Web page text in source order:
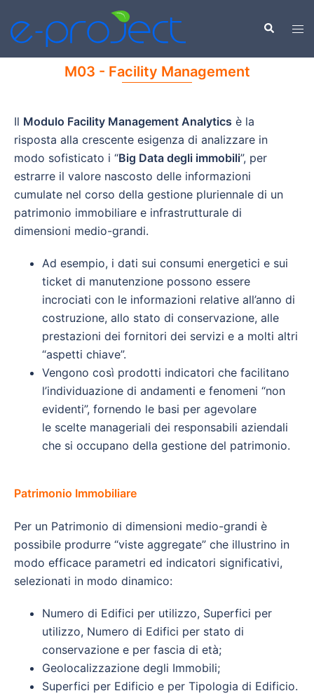
M03 - Facility Management
Il Modulo Facility Management Analytics è la
risposta alla crescente esigenza di analizzare in
modo sofisticato i “Big Data degli immobili”, per
estrarre il valore nascosto delle informazioni
cumulate nel corso della gestione pluriennale di un
patrimonio immobiliare e infrastrutturale di
dimensioni medio-grandi.
Ad esempio, i dati sui consumi energetici e sui
ticket di manutenzione possono essere
incrociati con le informazioni relative all’anno di
costruzione, allo stato di conservazione, alle
prestazioni dei fornitori dei servizi e a molti altri
“aspetti chiave”.
Vengono così prodotti indicatori che facilitano
l’individuazione di andamenti e fenomeni “non
evidenti”, fornendo le basi per agevolare
le scelte manageriali dei responsabili aziendali
che si occupano della gestione del patrimonio.
Patrimonio Immobiliare
Per un Patrimonio di dimensioni medio-grandi è
possibile produrre “viste aggregate” che illustrino in
modo efficace parametri ed indicatori significativi,
selezionati in modo dinamico:
Numero di Edifici per utilizzo, Superfici per
utilizzo, Numero di Edifici per stato di
conservazione e per fascia di età;
Geolocalizzazione degli Immobili;
Superfici per Edificio e per Tipologia di Edificio.